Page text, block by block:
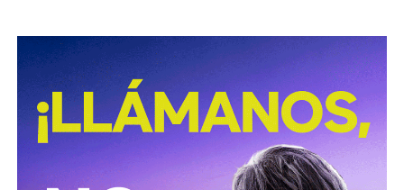
David Martínez es apodado coloquialmente como “El
Fantasma de Wall Street
”, y ha adquirido un poder
inmenso en Latinoamérica, especialmente en Argentina,